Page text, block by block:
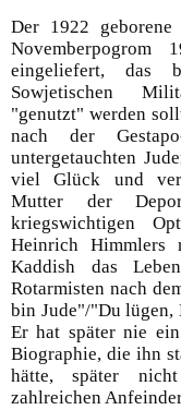
Der 1922
Novemberpogrom
eingeliefert, das
Sowjetischen
"genutzt" werden
nach der
untergetauchten
viel Glück und
Mutter der
kriegswichtigen
Heinrich Himmlers
Kaddish das
Rotarmisten nach
bin Jude"/"Du lügen,
Er hat später nie
Biographie, die ihn
hätte, später
zahlreichen